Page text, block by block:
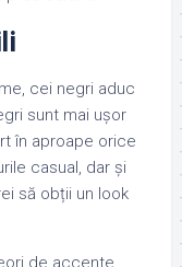
cei negri aduc
sunt mai ușor
în aproape orice
casual, dar și
să obții un look
de accente